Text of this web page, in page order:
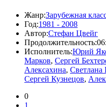
Жанр:Зарубежная
Год:1981 - 2008
Автор:Стефан Цвейг
Продолжительность:
Исполнитель:Юрий
Марков, Сергей
Алексахина, Светлана
Сергей Кузнецов,
0